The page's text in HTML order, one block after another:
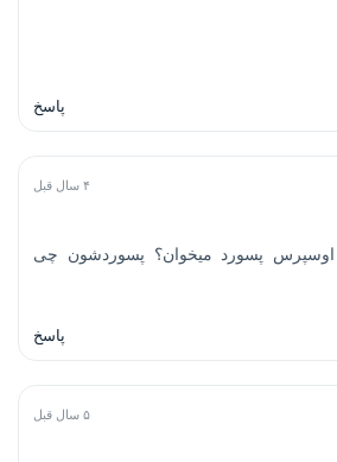
پاسخ
۴ سال قبل
اوسپرس پسورد میخوان؟ پسوردشون چی
پاسخ
۵ سال قبل